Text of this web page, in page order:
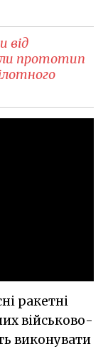
від
прототип
ракетні
військово-
виконувати